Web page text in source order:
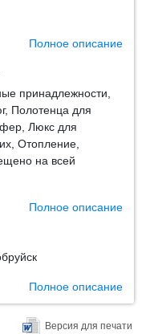
Полное описание
принадлежности,
Полотенца для
Люкс для
Отопление,
на всей
Полное описание
Полное описание
Версия для печати